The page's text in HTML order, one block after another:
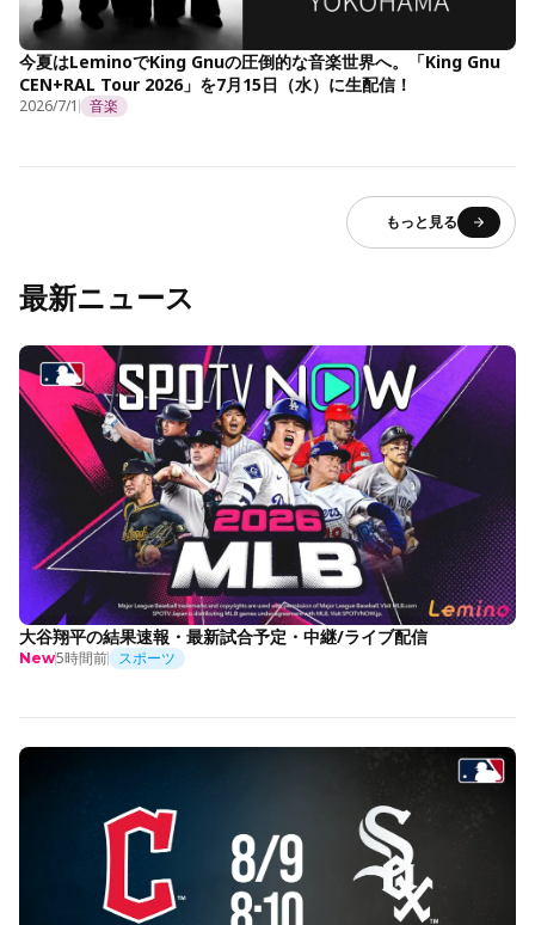
今夏はLeminoでKing Gnuの圧倒的な音楽世界へ。「King Gnu
CEN+RAL Tour 2026」を7月15日（水）に生配信！
2026/7/1 音楽
もっと見る
最新ニュース
大谷翔平の結果速報・最新試合予定・中継/ライブ配信
New5時間前 スポーツ